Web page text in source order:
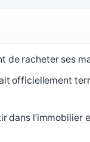
de racheter ses
officiellement
dans l’immobilier